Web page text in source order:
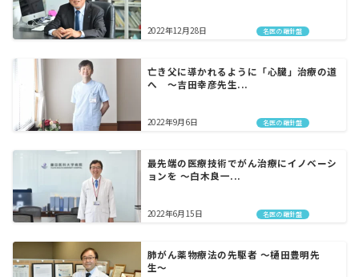
名医の羅針盤
2022年12月28日
名医の羅針盤
亡き父に導かれるように「心臓」治療の道
へ 〜吉田幸彦先生...
2022年9月6日
名医の羅針盤
最先端の医療技術でがん治療にイノベーシ
ョンを 〜白木良一...
2022年6月15日
肺がん薬物療法の先駆者 〜樋田豊明先
生〜